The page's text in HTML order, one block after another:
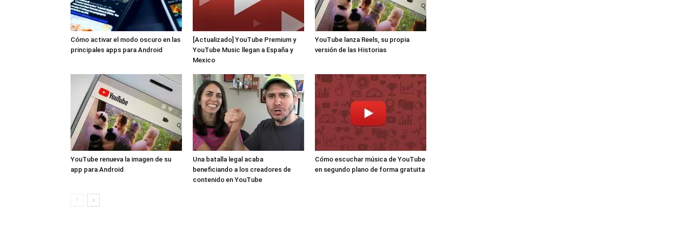
Cómo activar el modo oscuro en las
principales apps para Android
[Actualizado] YouTube Premium y
YouTube Music llegan a España y
Mexico
YouTube lanza Reels, su propia
versión de las Historias
YouTube renueva la imagen de su
app para Android
Una batalla legal acaba
beneficiando a los creadores de
contenido en YouTube
Cómo escuchar música de YouTube
en segundo plano de forma gratuita